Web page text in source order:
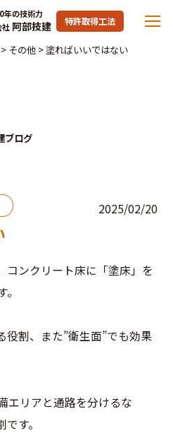
年の技術力
社 阿部技建 特許取得工法
その他>塗ればいいではない
ブログ
2025/02/20
コンクリート床に「塗床」を
役割、また”衛生面”でも効果
エリアと通路を分けるな
す。